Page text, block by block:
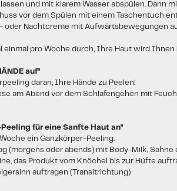
und mit klarem Wasser abspülen. Dann
vor dem Spülen mit einem Taschentuch
oder Nachtcreme mit Aufwärtsbewegungen
einmal pro Woche durch, Ihre Haut wird Ihnen
auf"
daran, Ihre Hände zu Peelen!
am Abend vor dem Schlafengehen mit
für eine Sanfte Haut an"
ein Ganzkörper-Peeling.
(morgens oder abends) mit Body-Milk,
das Produkt vom Knöchel bis zur Hüfte
auftragen (Transitrichtung)